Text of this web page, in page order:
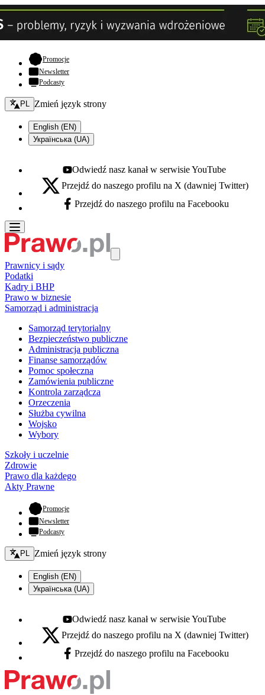
Promocje- otwiera się w nowej karcie
Newsletter
Podcasty
Zmień język - bieżący:
PL Zmień język strony
English (EN)
Українська (UA)
Youtube - otwiera się w nowej karcie
Odwiedź nasz kanał w serwisie YouTube
X - otwiera się w nowej karcie
Przejdź do naszego profilu na X (dawniej Twitter)
Facebook - otwiera się w nowej karcie
Przejdź do naszego profilu na Facebooku
Prawnicy i sądy
Podatki
Kadry i BHP
Prawo w biznesie
Samorząd i administracja
Samorząd terytorialny
Bezpieczeństwo publiczne
Administracja publiczna
Finanse samorządów
Pomoc społeczna
Zamówienia publiczne
Kontrola zarządcza
Orzeczenia
Służba cywilna
Wojsko
Wybory
Szkoły i uczelnie
Zdrowie
Prawo dla każdego
Akty Prawne
Promocje- otwiera się w nowej karcie
Newsletter
Podcasty
Zmień język - bieżący:
PL Zmień język strony
English (EN)
Українська (UA)
Youtube - otwiera się w nowej karcie
Odwiedź nasz kanał w serwisie YouTube
X - otwiera się w nowej karcie
Przejdź do naszego profilu na X (dawniej Twitter)
Facebook - otwiera się w nowej karcie
Przejdź do naszego profilu na Facebooku